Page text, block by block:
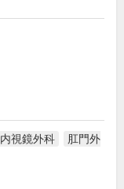
内視鏡外科
肛門外